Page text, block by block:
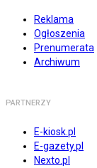
Reklama
Ogłoszenia
Prenumerata
Archiwum
PARTNERZY
E-kiosk.pl
E-gazety.pl
Nexto.pl